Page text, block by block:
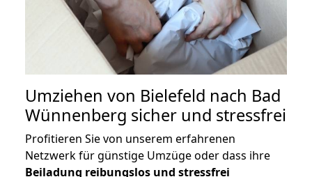
Umziehen von Bielefeld nach Bad
Wünnenberg sicher und stressfrei
Profitieren Sie von unserem erfahrenen
Netzwerk für günstige Umzüge oder dass ihre
Beiladung reibungslos und stressfrei